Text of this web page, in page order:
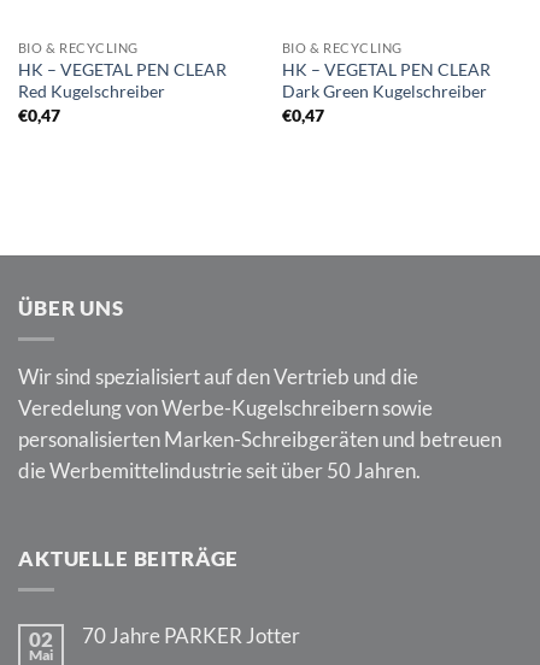
BIO & RECYCLING
HK – VEGETAL PEN CLEAR
Red Kugelschreiber
€0,47
BIO & RECYCLING
HK – VEGETAL PEN CLEAR
Dark Green Kugelschreiber
€0,47
ÜBER UNS
Wir sind spezialisiert auf den Vertrieb und die
Veredelung von Werbe-Kugelschreibern sowie
personalisierten Marken-Schreibgeräten und betreuen
die Werbemittelindustrie seit über 50 Jahren.
AKTUELLE BEITRÄGE
02
Mai
70 Jahre PARKER Jotter